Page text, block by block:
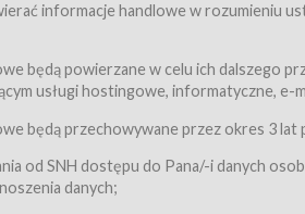
przez Usługodawcę, z zastrzeżeniem
regulaminy,
danych osobowych Usługobiorców
następujące Usługi:Usługodawca
drogą elektroniczną (Dz.U. z 2002 r.,
przez Usługobiorców materiałów
informacje handlowe w rozumieniu
będą powierzane w celu ich dalszego
usługi hostingowe, informatyczne, e-
będą przechowywane przez okres 3 lat
od SNH dostępu do Pana/-i danych
danych;